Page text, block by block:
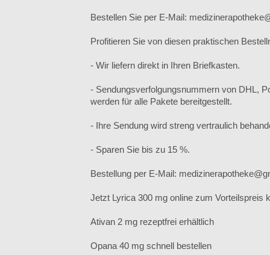
Bestellen Sie per E-Mail:
Profitieren Sie von diesen praktischen
- Wir liefern direkt in Ihren Briefkasten.
- Sendungsverfolgungsnummern von DHL,
werden für alle Pakete bereitgestellt.
- Ihre Sendung wird streng vertraulich
- Sparen Sie bis zu 15 %.
Bestellung per E-Mail:
Jetzt Lyrica 300 mg online zum Vorteilspreis
Ativan 2 mg rezeptfrei erhältlich
Opana 40 mg schnell bestellen